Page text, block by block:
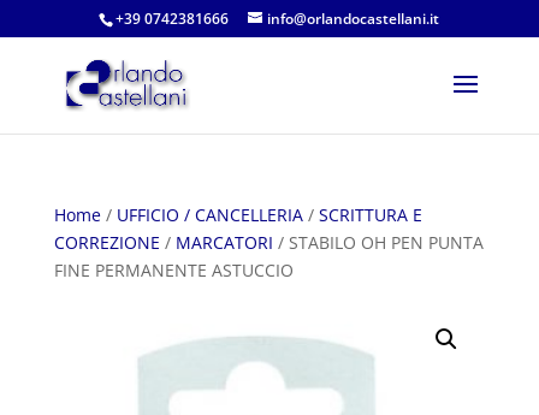
+39 0742381666 info@orlandocastellani.it
Home/ UFFICIO / CANCELLERIA/ SCRITTURA E
CORREZIONE / MARCATORI / STABILO OH PEN PUNTA
FINE PERMANENTE ASTUCCIO